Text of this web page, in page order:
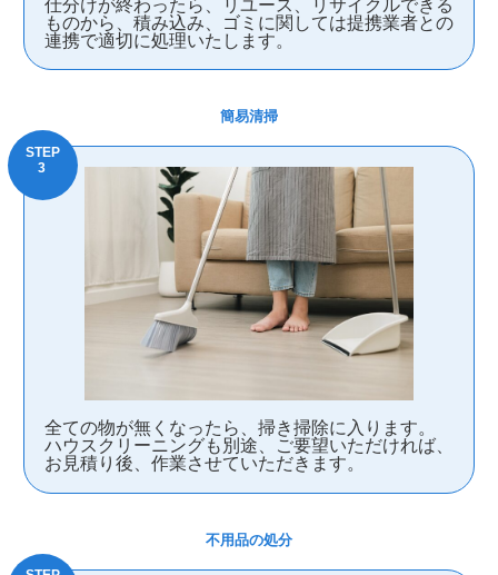
仕分けが終わったら、リユース、リサイクルできる
ものから、積み込み、ゴミに関しては提携業者との
連携で適切に処理いたします。
簡易清掃
全ての物が無くなったら、掃き掃除に入ります。
ハウスクリーニングも別途、ご要望いただければ、
お見積り後、作業させていただきます。
不用品の処分